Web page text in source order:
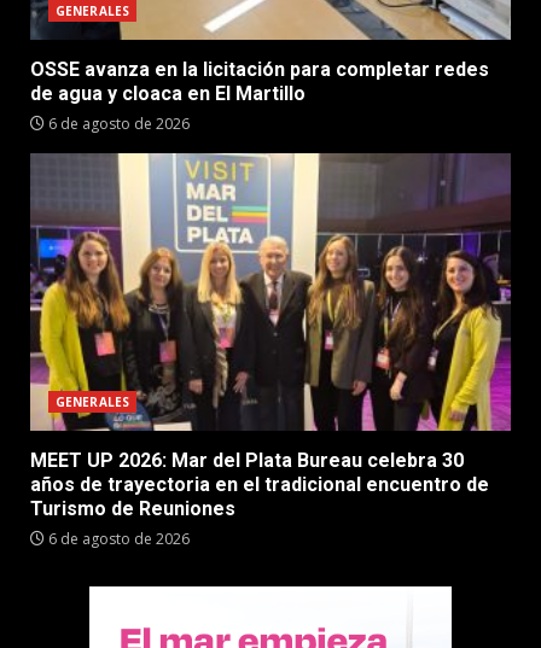
GENERALES
OSSE avanza en la licitación para completar redes
de agua y cloaca en El Martillo
6 de agosto de 2026
GENERALES
MEET UP 2026: Mar del Plata Bureau celebra 30
años de trayectoria en el tradicional encuentro de
Turismo de Reuniones
6 de agosto de 2026